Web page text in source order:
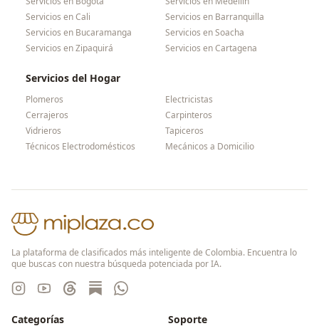
Servicios enCali Servicios en Barranquilla
Servicios en Bucaramanga Servicios enSoacha
Servicios enZipaquirá Servicios enCartagena
Servicios del Hogar
Plomeros
Electricistas
Cerrajeros
Carpinteros
Vidrieros
Tapiceros
Técnicos Electrodomésticos
Mecánicos a Domicilio
La plataforma de clasificados más inteligente de Colombia. Encuentra lo
que buscas con nuestra búsqueda potenciada por IA.
Categorías Soporte